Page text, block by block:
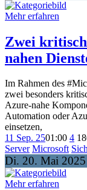
Mehr erfahren
Zwei
nahen
Im Rahmen des
zwei besonders
Azure-nahe
Automation oder
einsetzen,
11 Sep. 2501:00 4
Server Microsoft
Di. 20. Mai
Mehr erfahren